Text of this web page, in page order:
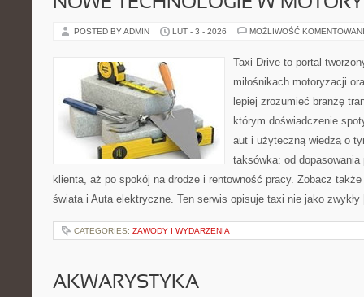
POSTED BY ADMIN LUT - 3 - 2026 MOŻLIWOŚĆ
Taxi Drive to portal
miłośnikach motoryzacji
lepiej zrozumieć branżę
którym doświadczenie
aut i użyteczną wiedzą o
taksówka: od dopasowania
klienta, aż po spokój na drodze i rentowność pracy. Zobacz
świata i Auta elektryczne. Ten serwis opisuje taxi nie jako
CATEGORIES: ZAWODY I WYDARZENIA
AKWARYSTYKA